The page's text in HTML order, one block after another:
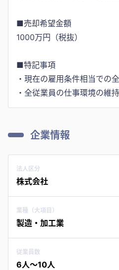
■売却希望金額
1000万円（税抜）
■特記事項
・現在の雇用条件相当での
企業情報
法人区分
株式会社
業種（大項目）
製造・加工業
従業員数
6人〜10人